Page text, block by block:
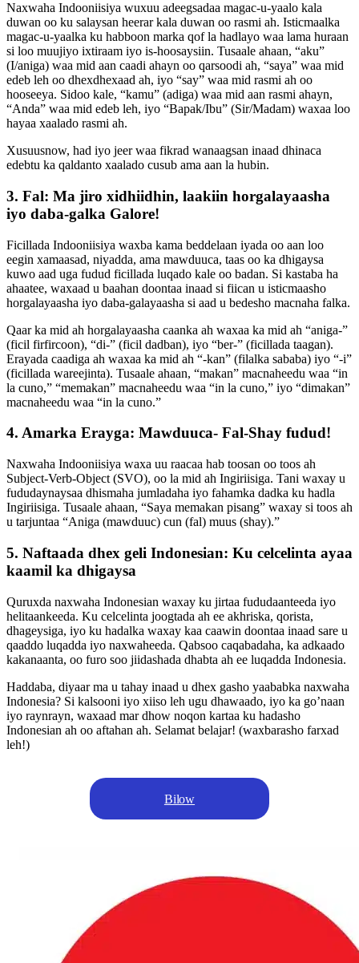
Naxwaha Indooniisiya wuxuu adeegsadaa magac-u-yaalo kala
duwan oo ku salaysan heerar kala duwan oo rasmi ah. Isticmaalka
magac-u-yaalka ku habboon marka qof la hadlayo waa lama huraan
si loo muujiyo ixtiraam iyo is-hoosaysiin. Tusaale ahaan, “aku”
(I/aniga) waa mid aan caadi ahayn oo qarsoodi ah, “saya” waa mid
edeb leh oo dhexdhexaad ah, iyo “say” waa mid rasmi ah oo
hooseeya. Sidoo kale, “kamu” (adiga) waa mid aan rasmi ahayn,
“Anda” waa mid edeb leh, iyo “Bapak/Ibu” (Sir/Madam) waxaa loo
hayaa xaalado rasmi ah.
Xusuusnow, had iyo jeer waa fikrad wanaagsan inaad dhinaca
edebtu ka qaldanto xaalado cusub ama aan la hubin.
3. Fal: Ma jiro xidhiidhin, laakiin horgalayaasha
iyo daba-galka Galore!
Ficillada Indooniisiya waxba kama beddelaan iyada oo aan loo
eegin xamaasad, niyadda, ama mawduuca, taas oo ka dhigaysa
kuwo aad uga fudud ficillada luqado kale oo badan. Si kastaba ha
ahaatee, waxaad u baahan doontaa inaad si fiican u isticmaasho
horgalayaasha iyo daba-galayaasha si aad u bedesho macnaha falka.
Qaar ka mid ah horgalayaasha caanka ah waxaa ka mid ah “aniga-”
(ficil firfircoon), “di-” (ficil dadban), iyo “ber-” (ficillada taagan).
Erayada caadiga ah waxaa ka mid ah “-kan” (filalka sababa) iyo “-i”
(ficillada wareejinta). Tusaale ahaan, “makan” macnaheedu waa “in
la cuno,” “memakan” macnaheedu waa “in la cuno,” iyo “dimakan”
macnaheedu waa “in la cuno.”
4. Amarka Erayga: Mawduuca- Fal-Shay fudud!
Naxwaha Indooniisiya waxa uu raacaa hab toosan oo toos ah
Subject-Verb-Object (SVO), oo la mid ah Ingiriisiga. Tani waxay u
fududaynaysaa dhismaha jumladaha iyo fahamka dadka ku hadla
Ingiriisiga. Tusaale ahaan, “Saya memakan pisang” waxay si toos ah
u tarjuntaa “Aniga (mawduuc) cun (fal) muus (shay).”
5. Naftaada dhex geli Indonesian: Ku celcelinta ayaa
kaamil ka dhigaysa
Quruxda naxwaha Indonesian waxay ku jirtaa fududaanteeda iyo
helitaankeeda. Ku celcelinta joogtada ah ee akhriska, qorista,
dhageysiga, iyo ku hadalka waxay kaa caawin doontaa inaad sare u
qaaddo luqadda iyo naxwaheeda. Qabsoo caqabadaha, ka adkaado
kakanaanta, oo furo soo jiidashada dhabta ah ee luqadda Indonesia.
Haddaba, diyaar ma u tahay inaad u dhex gasho yaababka naxwaha
Indonesia? Si kalsooni iyo xiiso leh ugu dhawaado, iyo ka go’naan
iyo raynrayn, waxaad mar dhow noqon kartaa ku hadasho
Indonesian ah oo aftahan ah. Selamat belajar! (waxbarasho farxad
leh!)
Bilow